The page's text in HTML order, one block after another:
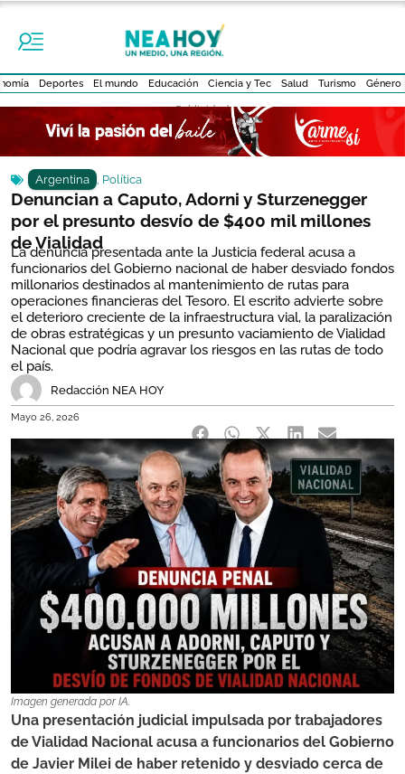
Deportes El mundo Educación Ciencia y Tec Salud Turismo Género
- Publicidad -
Argentina , Política
Denuncian a Caputo, Adorni y Sturzenegger
por el presunto desvío de $400 mil millones
de Vialidad
La denuncia presentada ante la Justicia federal acusa a
funcionarios del Gobierno nacional de haber desviado fondos
millonarios destinados al mantenimiento de rutas para
operaciones financieras del Tesoro. El escrito advierte sobre
el deterioro creciente de la infraestructura vial, la paralización
de obras estratégicas y un presunto vaciamiento de Vialidad
Nacional que podría agravar los riesgos en las rutas de todo
el país.
Redacción NEA HOY
Mayo 26, 2026
Imagen generada por IA.
Una presentación judicial impulsada por trabajadores
de Vialidad Nacional acusa a funcionarios del Gobierno
de Javier Milei de haber retenido y desviado cerca de